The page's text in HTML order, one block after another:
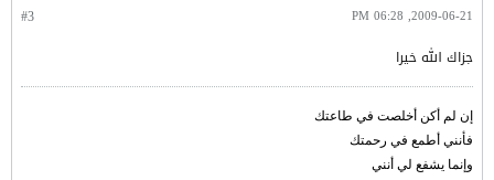
#3 2009-06-21, 06:28 PM
جزاك الله خيرا
إن لم أكن أخلصت في طاعتك
فأنني أطمع في رحمتك
وإنما يشفع لي أنني